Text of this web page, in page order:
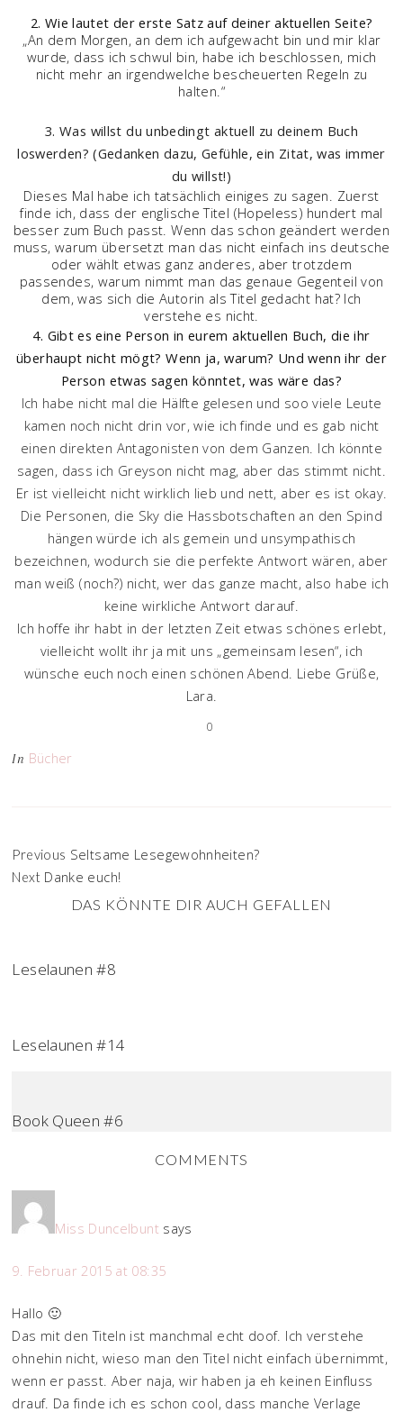
2. Wie lautet der erste Satz auf deiner aktuellen Seite?
„An dem Morgen, an dem ich aufgewacht bin und mir klar
wurde, dass ich schwul bin, habe ich beschlossen, mich
nicht mehr an irgendwelche bescheuerten Regeln zu
halten.“
3. Was willst du unbedingt aktuell zu deinem Buch
loswerden? (Gedanken dazu, Gefühle, ein Zitat, was immer
du willst!)
Dieses Mal habe ich tatsächlich einiges zu sagen. Zuerst
finde ich, dass der englische Titel (Hopeless) hundert mal
besser zum Buch passt. Wenn das schon geändert werden
muss, warum übersetzt man das nicht einfach ins deutsche
oder wählt etwas ganz anderes, aber trotzdem
passendes, warum nimmt man das genaue Gegenteil von
dem, was sich die Autorin als Titel gedacht hat? Ich
verstehe es nicht.
4. Gibt es eine Person in eurem aktuellen Buch, die ihr
überhaupt nicht mögt? Wenn ja, warum? Und wenn ihr der
Person etwas sagen könntet, was wäre das?
Ich habe nicht mal die Hälfte gelesen und soo viele Leute
kamen noch nicht drin vor, wie ich finde und es gab nicht
einen direkten Antagonisten von dem Ganzen. Ich könnte
sagen, dass ich Greyson nicht mag, aber das stimmt nicht.
Er ist vielleicht nicht wirklich lieb und nett, aber es ist okay.
Die Personen, die Sky die Hassbotschaften an den Spind
hängen würde ich als gemein und unsympathisch
bezeichnen, wodurch sie die perfekte Antwort wären, aber
man weiß (noch?) nicht, wer das ganze macht, also habe ich
keine wirkliche Antwort darauf.
Ich hoffe ihr habt in der letzten Zeit etwas schönes erlebt,
vielleicht wollt ihr ja mit uns „gemeinsam lesen“, ich
wünsche euch noch einen schönen Abend. Liebe Grüße,
Lara.
0
In Bücher
Previous Seltsame Lesegewohnheiten?
Next Danke euch!
DAS KÖNNTE DIR AUCH GEFALLEN
Leselaunen #8
Leselaunen #14
Book Queen #6
COMMENTS
Miss Duncelbunt says
9. Februar 2015 at 08:35
Hallo 🙂
Das mit den Titeln ist manchmal echt doof. Ich verstehe
ohnehin nicht, wieso man den Titel nicht einfach übernimmt,
wenn er passt. Aber naja, wir haben ja eh keinen Einfluss
drauf. Da finde ich es schon cool, dass manche Verlage